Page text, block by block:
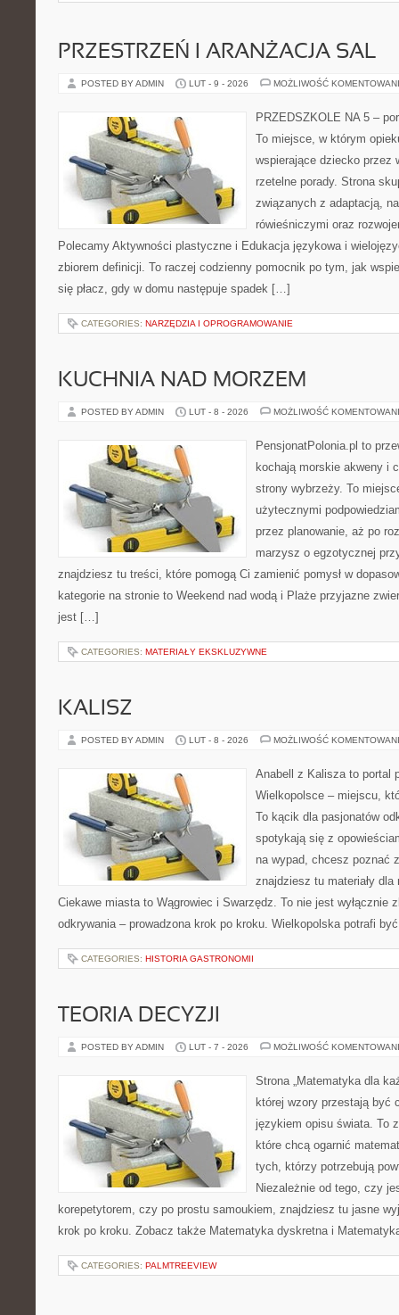
PRZESTRZEŃ I ARANŻACJA SAL
POSTED BY ADMIN LUT - 9 - 2026 MOŻLIWOŚĆ
PRZEDSZKOLE NA 5 –
To miejsce, w którym
wspierające dziecko przez
rzetelne porady. Strona
związanych z adaptacją,
rówieśniczymi oraz
Polecamy Aktywności plastyczne i Edukacja językowa i
zbiorem definicji. To raczej codzienny pomocnik po tym, jak
się płacz, gdy w domu następuje spadek […]
CATEGORIES: NARZĘDZIA I OPROGRAMOWANIE
KUCHNIA NAD MORZEM
POSTED BY ADMIN LUT - 8 - 2026 MOŻLIWOŚĆ
PensjonatPolonia.pl to
kochają morskie akweny i
strony wybrzeży. To
użytecznymi
przez planowanie, aż po
marzysz o egzotycznej
znajdziesz tu treści, które pomogą Ci zamienić pomysł w
kategorie na stronie to Weekend nad wodą i Plaże przyjazne
jest […]
CATEGORIES: MATERIAŁY EKSKLUZYWNE
KALISZ
POSTED BY ADMIN LUT - 8 - 2026 MOŻLIWOŚĆ
Anabell z Kalisza to portal
Wielkopolsce – miejscu,
To kącik dla pasjonatów
spotykają się z
na wypad, chcesz poznać
znajdziesz tu materiały
Ciekawe miasta to Wągrowiec i Swarzędz. To nie jest wyłącznie
odkrywania – prowadzona krok po kroku. Wielkopolska potrafi
CATEGORIES: HISTORIA GASTRONOMII
TEORIA DECYZJI
POSTED BY ADMIN LUT - 7 - 2026 MOŻLIWOŚĆ
Strona „Matematyka dla
której wzory przestają być
językiem opisu świata. To
które chcą ogarnić
tych, którzy potrzebują
Niezależnie od tego, czy
korepetytorem, czy po prostu samoukiem, znajdziesz tu jasne
krok po kroku. Zobacz także Matematyka dyskretna i
CATEGORIES: PALMTREEVIEW